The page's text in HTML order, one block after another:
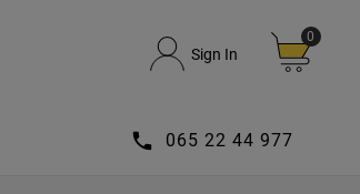
Sign In
0
 065 22 44 977